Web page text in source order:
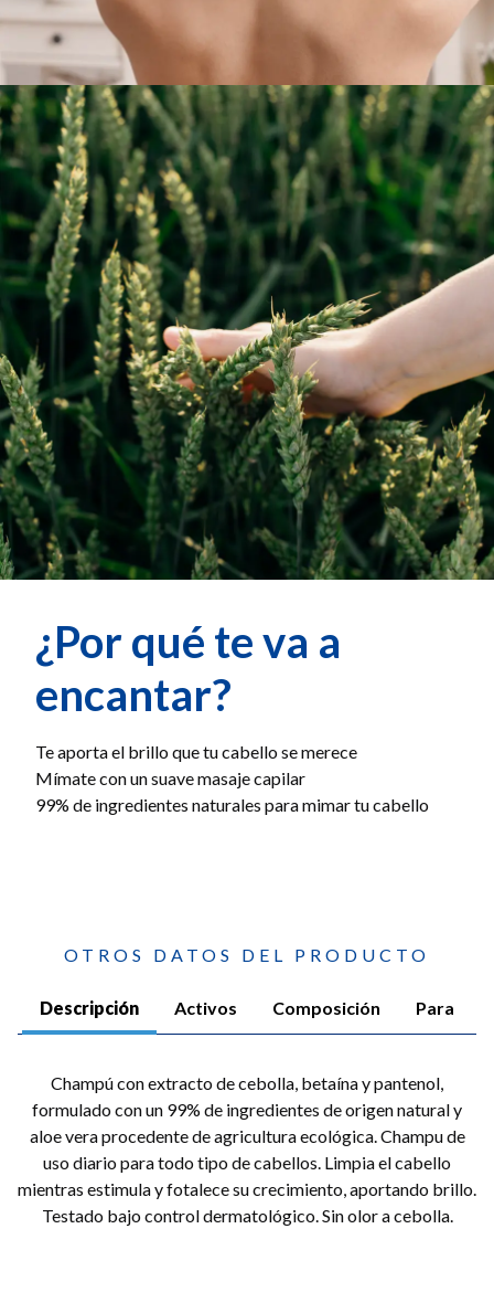
¿Por qué te va a
encantar?
Te aporta el brillo que tu cabello se merece
Mímate con un suave masaje capilar
99% de ingredientes naturales para mimar tu cabello
OTROS DATOS DEL PRODUCTO
Descripción Activos Composición Para
Champú con extracto de cebolla, betaína y pantenol,
formulado con un 99% de ingredientes de origen natural y
aloe vera procedente de agricultura ecológica. Champu de
uso diario para todo tipo de cabellos. Limpia el cabello
mientras estimula y fotalece su crecimiento, aportando brillo.
Testado bajo control dermatológico. Sin olor a cebolla.